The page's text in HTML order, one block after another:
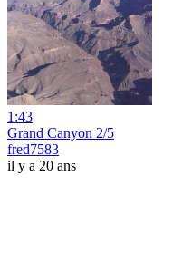
1:43
Grand Canyon 2/5
fred7583
il y a 20 ans